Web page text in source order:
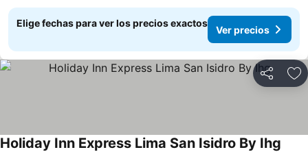
Elige fechas para ver los precios exactos
Ver precios
Compartir
Holiday Inn Express Lima San Isidro By Ihg